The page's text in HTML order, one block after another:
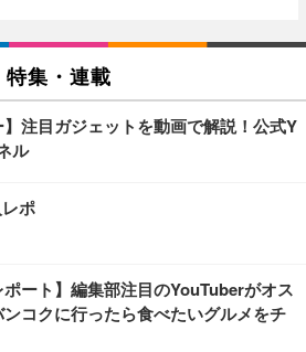
特集・連載
】注目ガジェットを動画で解説！公式Y
ル
ポ
ポート】編集部注目のYouTuberがオス
コクに行ったら食べたいグルメをチ